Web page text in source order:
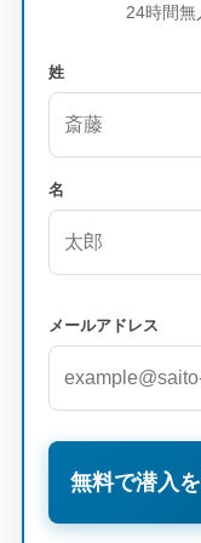
24時間無
姓
名
メールアドレス
無料で潜入